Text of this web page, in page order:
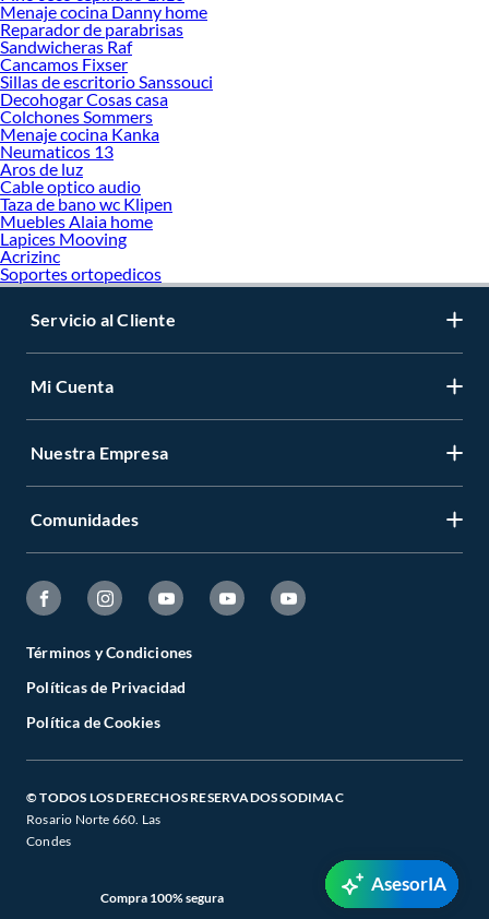
Menaje cocina Danny home
Reparador de parabrisas
Sandwicheras Raf
Cancamos Fixser
Sillas de escritorio Sanssouci
Decohogar Cosas casa
Colchones Sommers
Menaje cocina Kanka
Neumaticos 13
Aros de luz
Cable optico audio
Taza de bano wc Klipen
Muebles Alaia home
Lapices Mooving
Acrizinc
Soportes ortopedicos
Servicio al Cliente
Mi Cuenta
Nuestra Empresa
Comunidades
Términos y Condiciones
Políticas de Privacidad
Política de Cookies
© TODOS LOS DERECHOS RESERVADOS SODIMAC
Rosario Norte 660. Las
Condes
Compra 100% segura
AsesorIA